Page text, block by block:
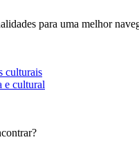
para uma melhor
culturais
e cultural